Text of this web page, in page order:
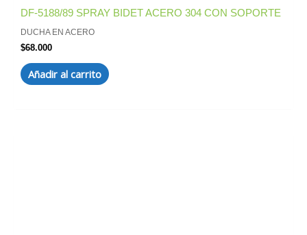
DF-5188/89 SPRAY BIDET ACERO 304 CON SOPORTE
DUCHA EN ACERO
$68.000
Añadir al carrito